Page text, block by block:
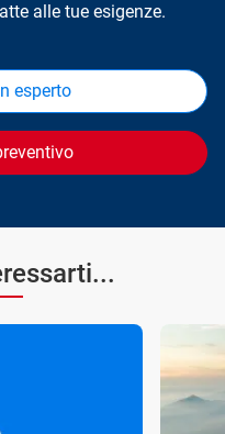
alle tue esigenze.
esperto